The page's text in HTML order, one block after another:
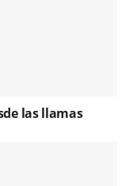
las llamas